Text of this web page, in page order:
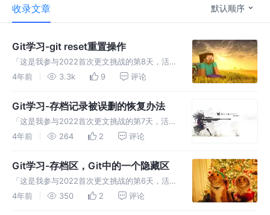
收录文章 默认顺序
Git学习-git reset重置操作
「这是我参与2022首次更文挑战的第8天，活动
详情查看：2022首次更文挑战」。 作者：汤圆
用来重置工作区和暂存区的内容，多用来修改提
4年前 3.3k 9 评论
Git学习-存档记录被误删的恢复办法
「这是我参与2022首次更文挑战的第7天，活动
详情查看：2022首次更文挑战」。 作者：汤圆
容前面有介绍，他就是用来存储暂时不想提交到
4年前 264 2 评论
Git学习-存档区，Git中的一个隐藏区
「这是我参与2022首次更文挑战的第6天，活动
详情查看：2022首次更文挑战」。 作者：汤圆
4年前 350 2 评论